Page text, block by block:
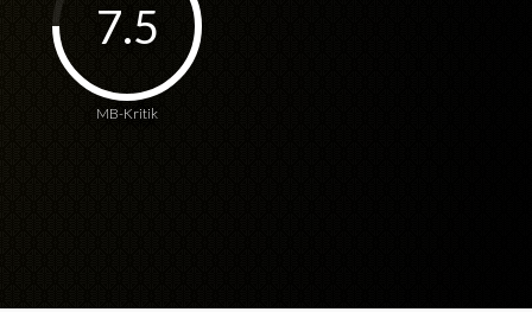
MB-Kritik
7.5